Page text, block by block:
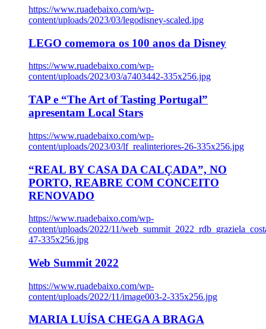
https://www.ruadebaixo.com/wp-
content/uploads/2023/03/legodisney-scaled.jpg
LEGO comemora os 100 anos da Disney
https://www.ruadebaixo.com/wp-
content/uploads/2023/03/a7403442-335x256.jpg
TAP e “The Art of Tasting Portugal”
apresentam Local Stars
https://www.ruadebaixo.com/wp-
content/uploads/2023/03/lf_realinteriores-26-335x256.jpg
“REAL BY CASA DA CALÇADA”, NO
PORTO, REABRE COM CONCEITO
RENOVADO
https://www.ruadebaixo.com/wp-
content/uploads/2022/11/
47-335x256.jpg
Web Summit 2022
https://www.ruadebaixo.com/wp-
content/uploads/2022/11/image003-2-335x256.jpg
MARIA LUÍSA CHEGA A BRAGA